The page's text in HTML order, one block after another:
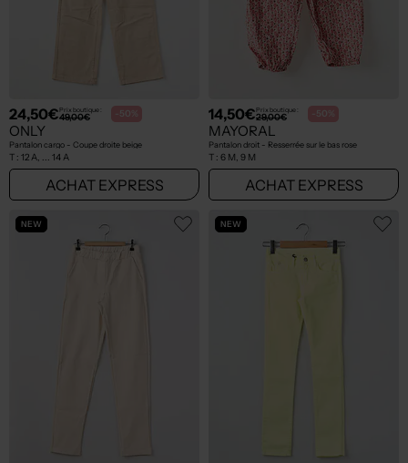
24,50€Prix boutique :
49,00€ -50%
ONLY
Pantalon cargo - Coupe droite beige
T : 12 A, ... 14 A
ACHAT EXPRESS
14,50€Prix boutique :
29,00€ -50%
MAYORAL
Pantalon droit - Resserrée sur le bas rose
T : 6 M, 9 M
ACHAT EXPRESS
NEW NEW